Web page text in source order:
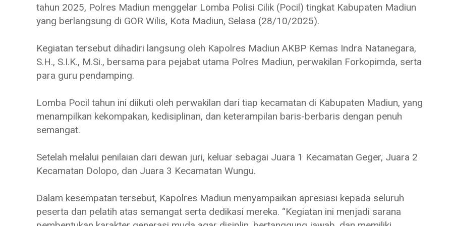
tahun 2025, Polres Madiun menggelar Lomba Polisi Cilik (Pocil) tingkat Kabupaten Madiun
yang berlangsung di GOR Wilis, Kota Madiun, Selasa (28/10/2025).
Kegiatan tersebut dihadiri langsung oleh Kapolres Madiun AKBP Kemas Indra Natanegara,
S.H., S.I.K., M.Si., bersama para pejabat utama Polres Madiun, perwakilan Forkopimda, serta
para guru pendamping.
Lomba Pocil tahun ini diikuti oleh perwakilan dari tiap kecamatan di Kabupaten Madiun, yang
menampilkan kekompakan, kedisiplinan, dan keterampilan baris-berbaris dengan penuh
semangat.
Setelah melalui penilaian dari dewan juri, keluar sebagai Juara 1 Kecamatan Geger, Juara 2
Kecamatan Dolopo, dan Juara 3 Kecamatan Wungu.
Dalam kesempatan tersebut, Kapolres Madiun menyampaikan apresiasi kepada seluruh
peserta dan pelatih atas semangat serta dedikasi mereka. “Kegiatan ini menjadi sarana